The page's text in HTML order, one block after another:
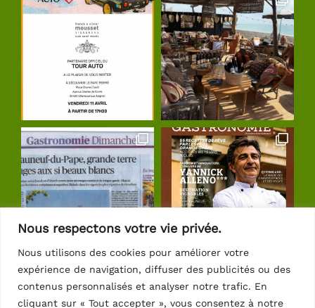
Nous respectons votre vie privée.
Nous utilisons des cookies pour améliorer votre
expérience de navigation, diffuser des publicités ou des
contenus personnalisés et analyser notre trafic. En
cliquant sur « Tout accepter », vous consentez à notre
Suivre sur Instagram